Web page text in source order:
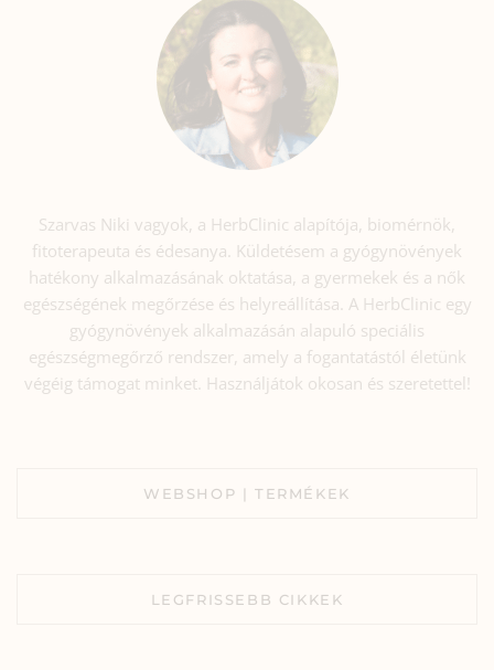
Szarvas Niki vagyok, a HerbClinic alapítója, biomérnök,
fitoterapeuta és édesanya. Küldetésem a gyógynövények
hatékony alkalmazásának oktatása, a gyermekek és a nők
egészségének megőrzése és helyreállítása. A HerbClinic egy
gyógynövények alkalmazásán alapuló speciális
egészségmegőrző rendszer, amely a fogantatástól életünk
végéig támogat minket. Használjátok okosan és szeretettel!
WEBSHOP | TERMÉKEK
LEGFRISSEBB CIKKEK